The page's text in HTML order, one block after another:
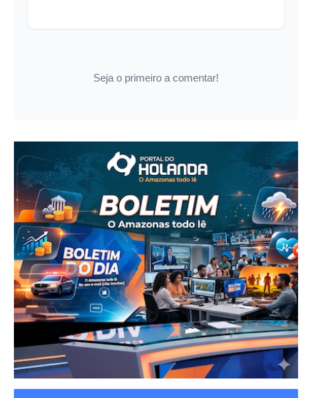
Seja o primeiro a comentar!